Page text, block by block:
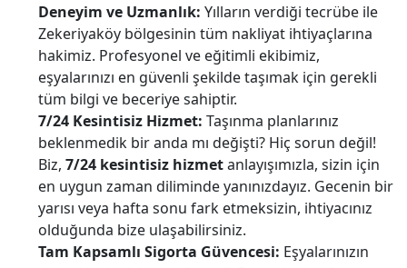
Deneyim ve Uzmanlık: Yılların verdiği tecrübe ile
Zekeriyaköy bölgesinin tüm nakliyat ihtiyaçlarına
hakimiz. Profesyonel ve eğitimli ekibimiz,
eşyalarınızı en güvenli şekilde taşımak için gerekli
tüm bilgi ve beceriye sahiptir.
7/24 Kesintisiz Hizmet: Taşınma planlarınız
beklenmedik bir anda mı değişti? Hiç sorun değil!
Biz, 7/24 kesintisiz hizmetanlayışımızla, sizin için
en uygun zaman diliminde yanınızdayız. Gecenin bir
yarısı veya hafta sonu fark etmeksizin, ihtiyacınız
olduğunda bize ulaşabilirsiniz.
Tam Kapsamlı Sigorta Güvencesi: Eşyalarınızın